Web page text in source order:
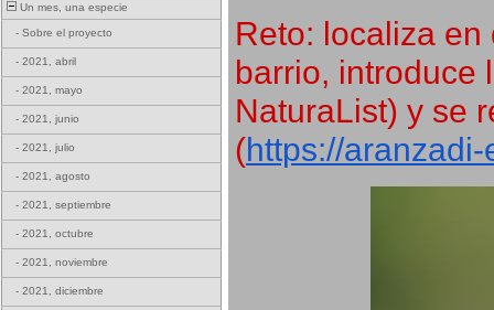
Un mes, una especie
- Sobre el proyecto
- 2021, abril
- 2021, mayo
- 2021, junio
- 2021, julio
- 2021, agosto
- 2021, septiembre
- 2021, octubre
- 2021, noviembre
- 2021, diciembre
Reto: localiza
barrio, introduce
NaturaList) y se
(https://